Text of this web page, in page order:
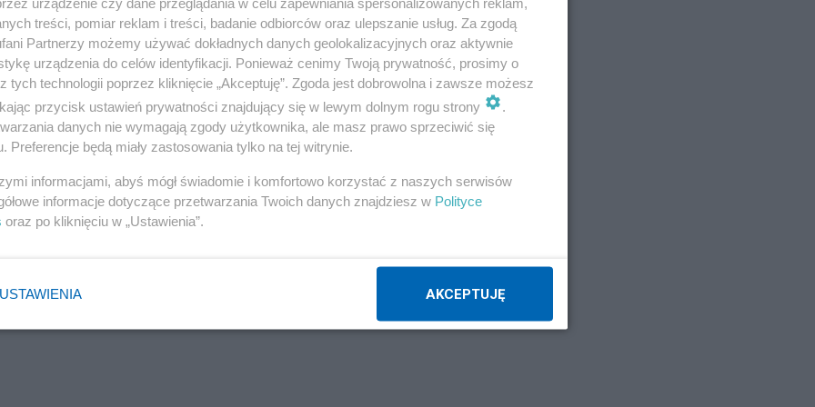
i jeden Tuska - dwie wielkie fale bezrobocia z czasów
w czasach Donalda Tuska sięgająca prawie 15 proc.,
zdusić inflacji kosztem miejsc pracy - podkreślił
jest to "premier biedy i bezrobocia".
treści, pomiar reklam i treści, badanie odbiorców oraz ulepszanie usług. Za zgodą
Partnerzy możemy używać dokładnych danych geolokalizacyjnych oraz aktywnie
urządzenia do celów identyfikacji. Ponieważ cenimy Twoją prywatność, prosimy o
tych technologii poprzez kliknięcie „Akceptuję”. Zgoda jest dobrowolna i zawsze możesz
przycisk ustawień prywatności znajdujący się w lewym dolnym rogu strony
.
danych nie wymagają zgody użytkownika, ale masz prawo sprzeciwić się
Preferencje będą miały zastosowania tylko na tej witrynie.
informacjami, abyś mógł świadomie i komfortowo korzystać z naszych serwisów
informacje dotyczące przetwarzania Twoich danych znajdziesz w Polityce
oraz po kliknięciu w „Ustawienia”.
USTAWIENIA AKCEPTUJĘ